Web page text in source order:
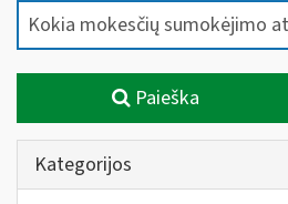
Paieška
Kategorijos